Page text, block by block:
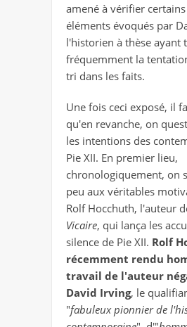
amené à vérifier
éléments évoqués par
l'historien à thèse ayant
fréquemment la
tri dans les faits.
Une fois ceci exposé, il
qu'en revanche, on
les intentions des
Pie XII. En premier lieu,
chronologiquement, on
peu aux véritables
Rolf Hocchuth, l'auteur
Vicaire, qui lança les
silence de Pie XII. Rolf
récemment rendu
travail de l'auteur
David Irving, le
"fabuleux pionnier de